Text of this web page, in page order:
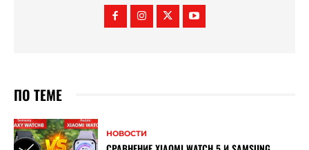
ПО ТЕМЕ
НОВОСТИ